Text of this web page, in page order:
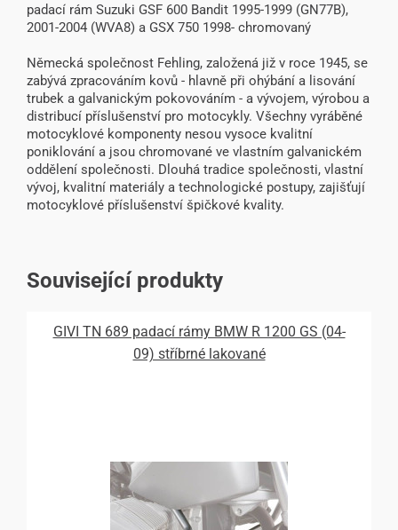
padací rám Suzuki GSF 600 Bandit 1995-1999 (GN77B),
2001-2004 (WVA8) a GSX 750 1998- chromovaný
Německá společnost Fehling, založená již v roce 1945, se
zabývá zpracováním kovů - hlavně při ohýbání a lisování
trubek a galvanickým pokovováním - a vývojem, výrobou a
distribucí příslušenství pro motocykly. Všechny vyráběné
motocyklové komponenty nesou vysoce kvalitní
poniklování a jsou chromované ve vlastním galvanickém
oddělení společnosti. Dlouhá tradice společnosti, vlastní
vývoj, kvalitní materiály a technologické postupy, zajišťují
motocyklové příslušenství špičkové kvality.
Související produkty
GIVI TN 689 padací rámy BMW R 1200 GS (04-
09) stříbrné lakované